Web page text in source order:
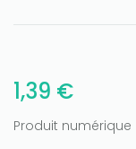
1,39 €
Produit numérique